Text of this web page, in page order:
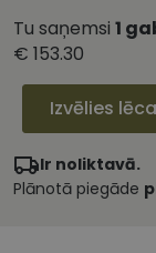
Tu saņemsi 1
€ 153.30
Izvēlies
Ir noliktavā.
Plānotā piegāde